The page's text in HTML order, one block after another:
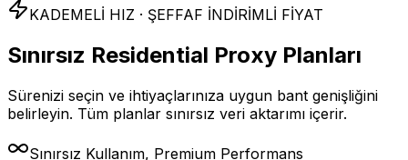
KADEMELİ HIZ · ŞEFFAF İNDİRİMLİ FİYAT
Sınırsız Residential Proxy Planları
Sürenizi seçin ve ihtiyaçlarınıza uygun bant genişliğini
belirleyin. Tüm planlar sınırsız veri aktarımı içerir.
Sınırsız Kullanım, Premium Performans